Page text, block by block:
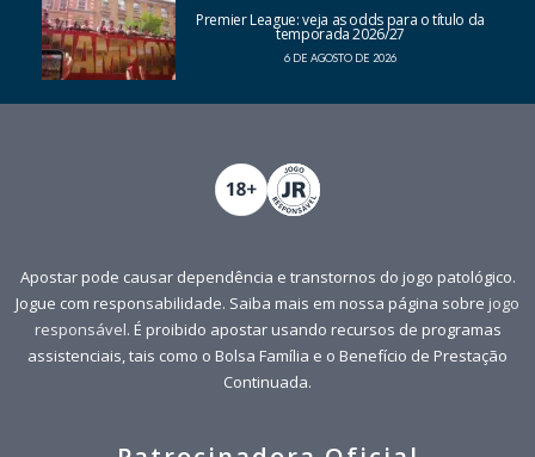
Premier League: veja as odds para o título da
temporada 2026/27
6 DE AGOSTO DE 2026
Apostar pode causar dependência e transtornos do jogo patológico.
Jogue com responsabilidade. Saiba mais em nossa página sobre jogo
responsável. É proibido apostar usando recursos de programas
assistenciais, tais como o Bolsa Família e o Benefício de Prestação
Continuada.